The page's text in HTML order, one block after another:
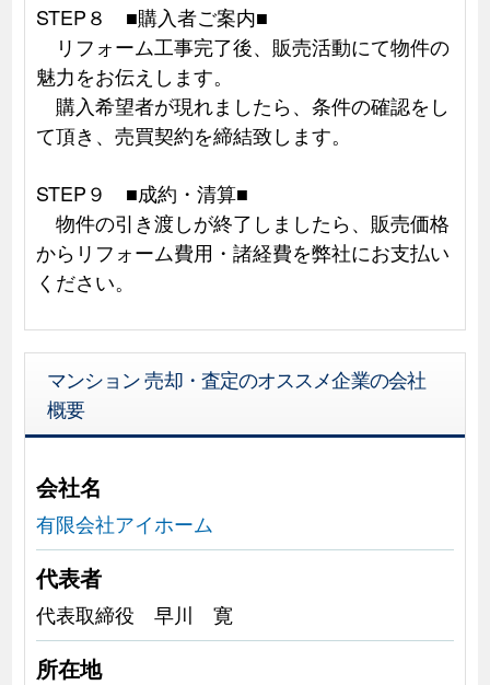
STEP８ ■購入者ご案内■
リフォーム工事完了後、販売活動にて物件の
魅力をお伝えします。
購入希望者が現れましたら、条件の確認をし
て頂き、売買契約を締結致します。
STEP９ ■成約・清算■
物件の引き渡しが終了しましたら、販売価格
からリフォーム費用・諸経費を弊社にお支払い
ください。
マンション 売却・査定のオススメ企業の会社
概要
会社名
有限会社アイホーム
代表者
代表取締役 早川 寛
所在地